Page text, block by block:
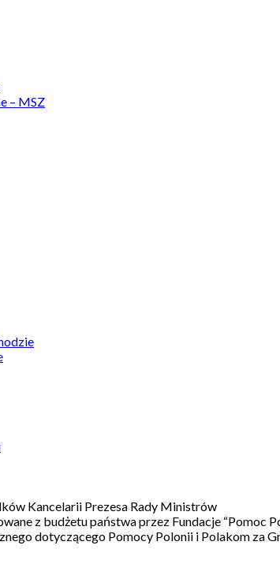
– MSZ
Kancelarii Prezesa Rady Ministrów
z budżetu państwa przez Fundacje “Pomoc
dotyczącego Pomocy Polonii i Polakom za